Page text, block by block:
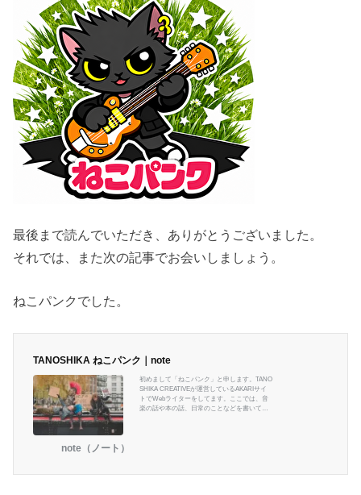
最後まで読んでいただき、ありがとうございました。
それでは、また次の記事でお会いしましょう。
ねこパンクでした。
TANOSHIKA ねこパンク｜note
初めまして「ねこパンク」と申します。TANO
SHIKA CREATIVEが運営しているAKARIサイ
トでWebライターをしてます。ここでは、音
楽の話や本の話、日常のことなどを書いてい
note（ノート）